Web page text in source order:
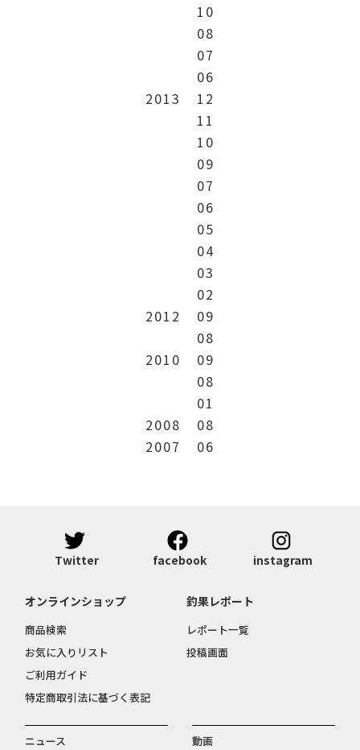
10
08
07
06
2013
12
11
10
09
07
06
05
04
03
02
2012
09
08
2010
09
08
01
2008
08
2007
06
Twitter facebook instagram
ニュース 動画
オンラインショップ
商品検索
お気に入りリスト
ご利用ガイド
特定商取引法に基づく表記
釣果レポート
レポート一覧
投稿画面